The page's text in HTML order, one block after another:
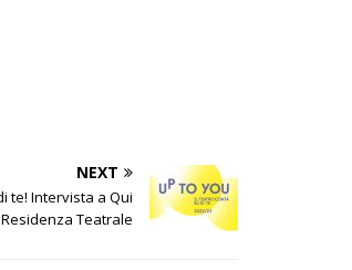
NEXT
te! Intervista a Qui
Teatrale